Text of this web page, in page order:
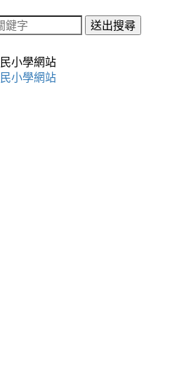
送出搜尋
小學網站
小學網站